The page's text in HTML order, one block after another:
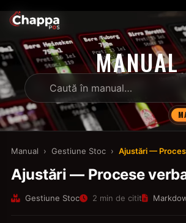
MANUAL
Manual › Gestiune Stoc › Ajustări —
Ajustări — Procese
Gestiune Stoc 2 min de citit